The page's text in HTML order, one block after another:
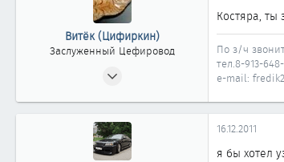
Витёк (Цифиркин)
Заслуженный Цефировод
Россия г. ОМСК
Костяра,
По з/ч
тел.8-913-
e-mail:
16.12.2011
я бы хотел